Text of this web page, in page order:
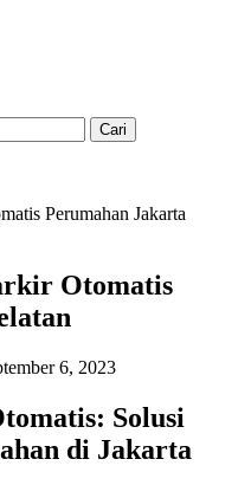
Perumahan Jakarta
Otomatis
6, 2023
Solusi
di Jakarta